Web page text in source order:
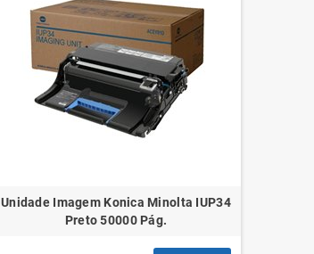
Unidade Imagem Konica Minolta IUP34
Preto 50000 Pág.